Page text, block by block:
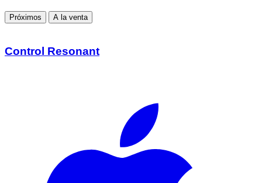
Próximos A la venta
Control Resonant